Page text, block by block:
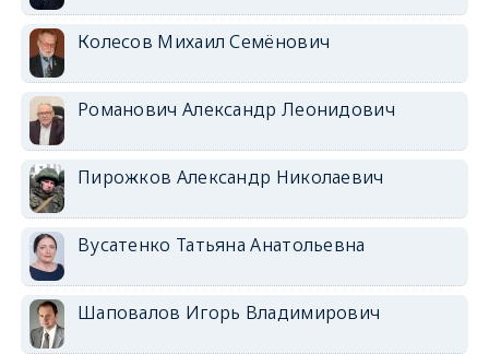
Колесов Михаил Семёнович
Романович Александр Леонидович
Пирожков Александр Николаевич
Вусатенко Татьяна Анатольевна
Шаповалов Игорь Владимирович